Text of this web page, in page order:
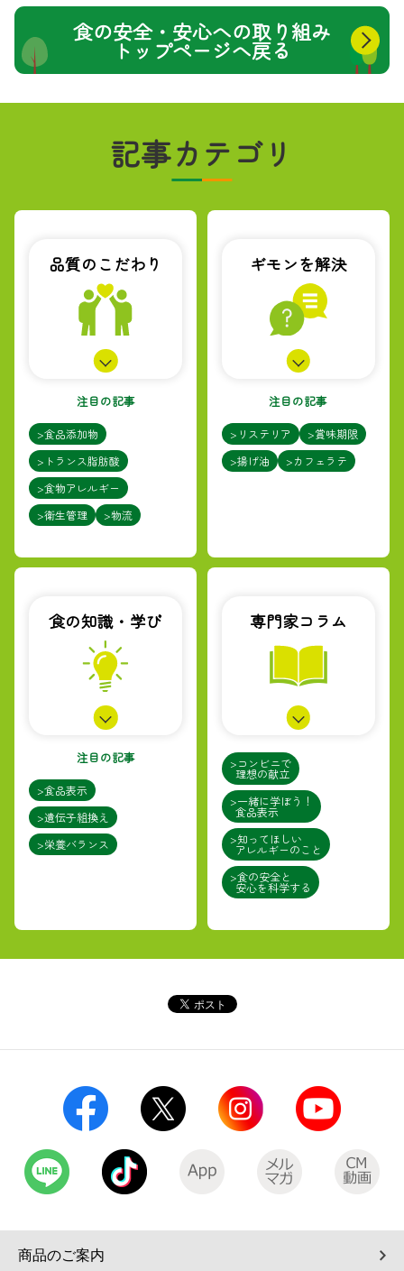
食の安全・安心への取り組み
トップページへ戻る
記事カテゴリ
品質のこだわり
注目の記事
>食品添加物
>トランス脂肪酸
>食物アレルギー
>衛生管理
>物流
ギモンを解決
注目の記事
>リステリア
>賞味期限
>揚げ油
>カフェラテ
食の知識・学び
注目の記事
>食品表示
>遺伝子組換え
>栄養バランス
専門家コラム
>コンビニで
理想の献立
>一緒に学ぼう！
食品表示
>知ってほしい
アレルギーのこと
>食の安全と
安心を科学する
商品のご案内